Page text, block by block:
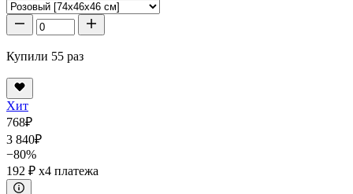
Купили 55 раз
Хит
768₽
3 840₽
−80%
192 ₽ x4 платежа